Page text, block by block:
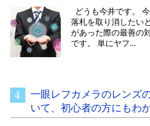
どうも今井です。
落札を取り消したい
があった際の最善の
です。 単にヤフ...
一眼レフカメラのレンズ
いて、初心者の方にもわ